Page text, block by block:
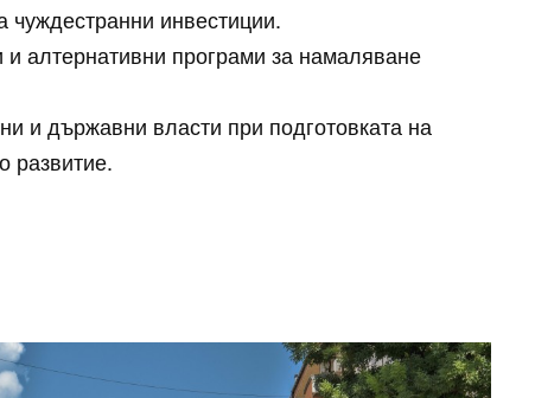
чуждестранни инвестиции.
алтернативни програми за намаляване
и държавни власти при подготовката на
развитие.